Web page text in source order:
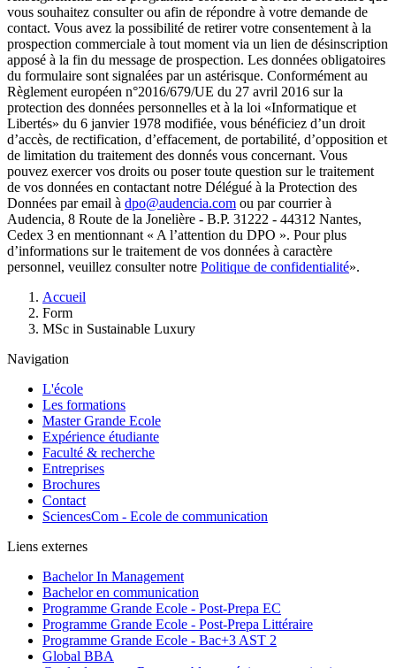
vous souhaitez consulter ou afin de répondre à votre demande de
contact. Vous avez la possibilité de retirer votre consentement à la
prospection commerciale à tout moment via un lien de désinscription
apposé à la fin du message de prospection. Les données obligatoires
du formulaire sont signalées par un astérisque. Conformément au
Règlement européen n°2016/679/UE du 27 avril 2016 sur la
protection des données personnelles et à la loi «Informatique et
Libertés» du 6 janvier 1978 modifiée, vous bénéficiez d’un droit
d’accès, de rectification, d’effacement, de portabilité, d’opposition et
de limitation du traitement des donnés vous concernant. Vous
pouvez exercer vos droits ou poser toute question sur le traitement
de vos données en contactant notre Délégué à la Protection des
Données par email à dpo@audencia.com ou par courrier à
Audencia, 8 Route de la Jonelière - B.P. 31222 - 44312 Nantes,
Cedex 3 en mentionnant « A l’attention du DPO ». Pour plus
d’informations sur le traitement de vos données à caractère
personnel, veuillez consulter notre Politique de confidentialité».
d'Ariane
Accueil
Form
MSc in Sustainable Luxury
Navigation
L'école
Les formations
Master Grande Ecole
Expérience étudiante
Faculté & recherche
Entreprises
Brochures
Contact
SciencesCom - Ecole de communication
Liens externes
Bachelor In Management
Bachelor en communication
Programme Grande Ecole - Post-Prepa EC
Programme Grande Ecole - Post-Prepa Littéraire
Programme Grande Ecole - Bac+3 AST 2
Global BBA